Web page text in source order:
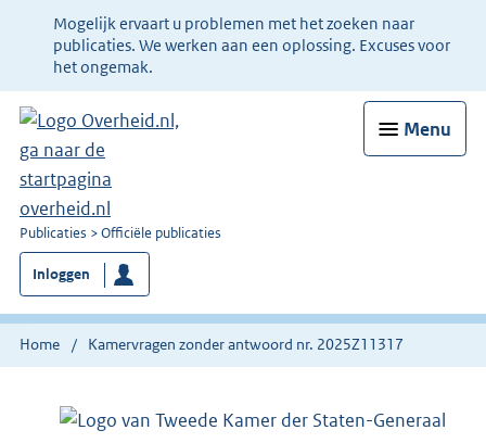
Ter
informatie:
Mogelijk ervaart u problemen met het zoeken naar
publicaties. We werken aan een oplossing. Excuses voor
het ongemak.
Menu
U
bent
nu
hier:
Publicaties Officiële publicaties
Inloggen
Home Kamervragen zonder antwoord nr. 2025Z11317